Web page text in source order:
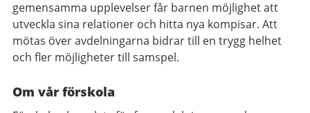
gemensamma upplevelser får barnen möjlighet att
utveckla sina relationer och hitta nya kompisar. Att
mötas över avdelningarna bidrar till en trygg helhet
och fler möjligheter till samspel.
Om vår förskola